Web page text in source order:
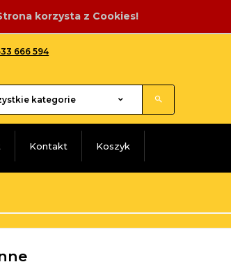
korzysta z Cookies!
666 594
kategorie
Kontakt Koszyk